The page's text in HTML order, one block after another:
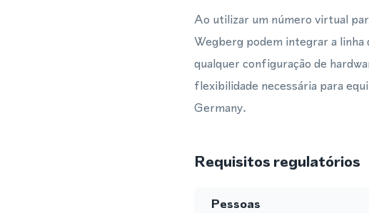
Ao utilizar um número virtual
Wegberg podem integrar a
qualquer configuração de
flexibilidade necessária para
Germany.
Requisitos regulatórios
Pessoas